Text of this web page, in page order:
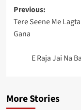
Post
navigation
Previous:
Tere Seene Me
Gana
E Raja Jai Na
More Stories